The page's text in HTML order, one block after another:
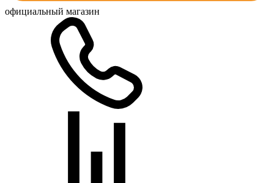
официальный магазин